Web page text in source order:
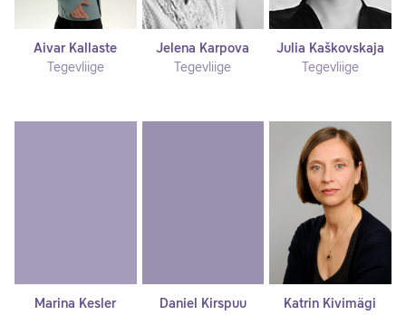
Aivar Kallaste
Tegevliige
Jelena Karpova
Tegevliige
Julia Kaškovskaja
Tegevliige
Marina Kesler
Daniel Kirspuu
Katrin Kivimägi